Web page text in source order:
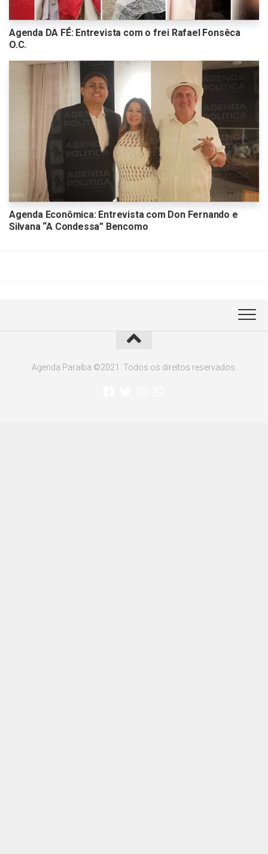
Agenda DA FÉ: Entrevista com o frei Rafael Fonsêca
O.C.
Agenda Econômica: Entrevista com Don Fernando e
Silvana “A Condessa” Bencomo
Agenda Paraíba ©2021. Todos os direitos reservados.